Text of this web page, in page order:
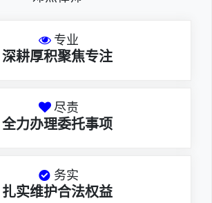
专业
深耕厚积聚焦专注
尽责
全力办理委托事项
务实
扎实维护合法权益